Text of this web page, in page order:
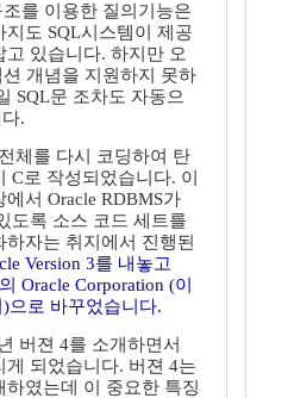
를 이용한 질의기능은
도 SQL시스템이 제공
있습니다. 하지만 오
개념을 지원하지 못하
SQL문 조차도 자동으
.
체를 다시 코딩하여 탄
C로 작성되었습니다. 이
서 Oracle RDBMS가
도록 소스 코드 세트를
자는 취지에서 진행된
Version 3를 내놓고
Oracle Corporation (이
으로 바꾸었습니다.
버젼 4를 소개하면서
게 되었습니다. 버젼 4는
였는데 이 중요한 특징